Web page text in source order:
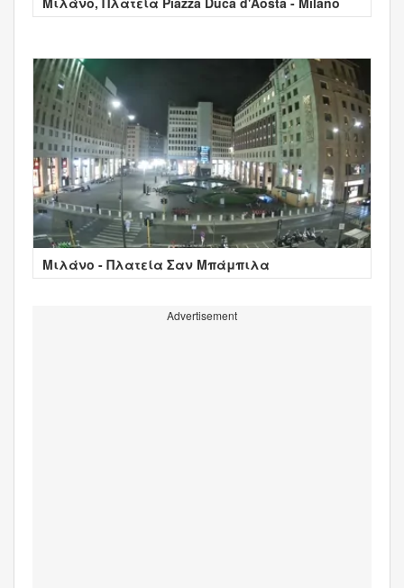
Μιλάνο - Πλατεία Σαν Μπάμπιλα
Advertisement